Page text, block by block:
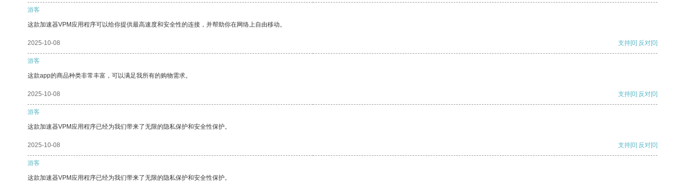
游客
这款加速器VPM应用程序可以给你提供最高速度和安全性的连接，并帮助你在网络上自由移动。
2025-10-08 支持[0] 反对[0]
游客
这款app的商品种类非常丰富，可以满足我所有的购物需求。
2025-10-08 支持[0] 反对[0]
游客
这款加速器VPM应用程序已经为我们带来了无限的隐私保护和安全性保护。
2025-10-08 支持[0] 反对[0]
游客
这款加速器VPM应用程序已经为我们带来了无限的隐私保护和安全性保护。